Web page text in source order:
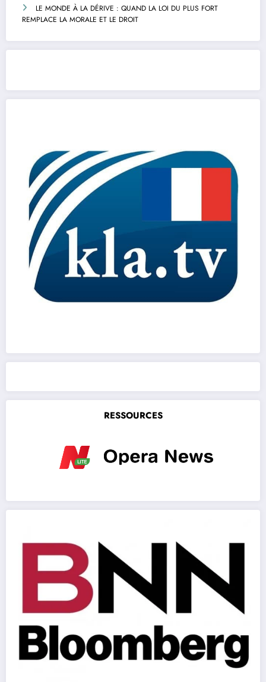
LE MONDE À LA DÉRIVE : QUAND LA LOI DU PLUS FORT
REMPLACE LA MORALE ET LE DROIT
RESSOURCES